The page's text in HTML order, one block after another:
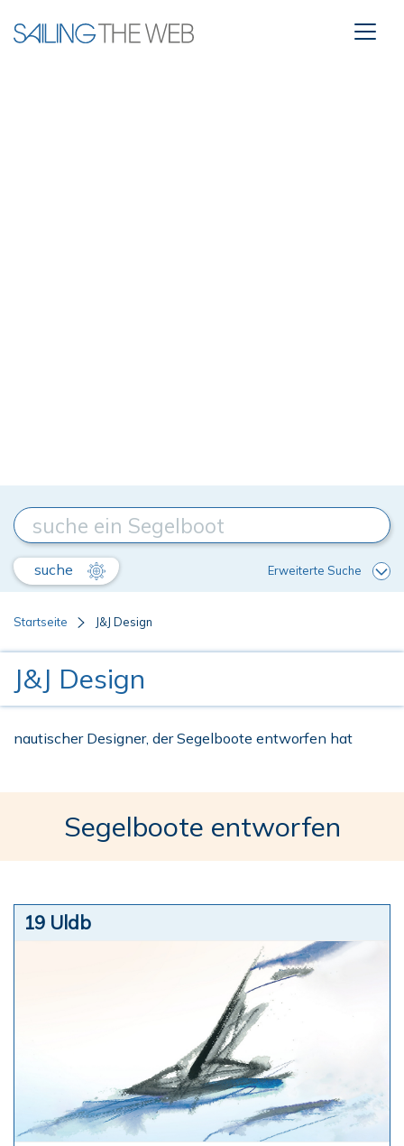
suche Erweiterte Suche
Startseite J&J Design
J&J Design
nautischer Designer, der Segelboote entworfen hat
Segelboote entworfen
19 Uldb